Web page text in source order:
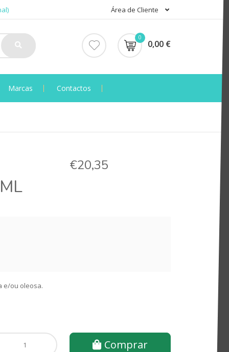
Área de Cliente
0
0,00 €
Marcas Contactos
€20,35
e/ou oleosa.
Comprar